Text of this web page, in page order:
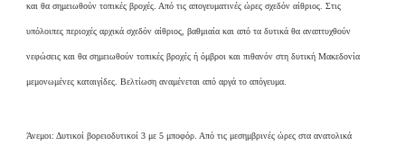
και θα σημειωθούν τοπικές βροχές. Από τις απογευματινές ώρες σχεδόν αίθριος. Στις
υπόλοιπες περιοχές αρχικά σχεδόν αίθριος, βαθμιαία και από τα δυτικά θα αναπτυχθούν
νεφώσεις και θα σημειωθούν τοπικές βροχές ή όμβροι και πιθανόν στη δυτική Μακεδονία
μεμονωμένες καταιγίδες. Βελτίωση αναμένεται από αργά το απόγευμα.
Άνεμοι: Δυτικοί βορειοδυτικοί 3 με 5 μποφόρ. Από τις μεσημβρινές ώρες στα ανατολικά